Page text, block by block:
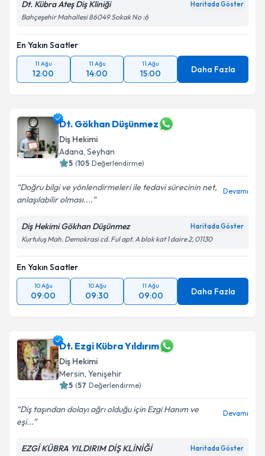
Dt. Kübra Ateş Diş Kliniği Haritada Göster
Bahçeşehir Mahallesi 86049 Sokak No :6
En Yakın Saatler
11 Ağu
12:00
11 Ağu
14:00
11 Ağu
15:00 Daha Fazla
Dt. Gökhan Düşünmez
Diş Hekimi
Adana, Seyhan
5 (105 Değerlendirme)
Doğru bilgi ve yönlendirmeleri ile tedavi sürecinin net,
anlaşılabilir olması....
Devamı
Diş Hekimi Gökhan Düşünmez Haritada Göster
Kurtuluş Mah. Demokrasi cd. Ful apt. A blok kat 1 daire 2, 01130
En Yakın Saatler
10 Ağu
09:00
10 Ağu
09:30
11 Ağu
09:00 Daha Fazla
Dt. Ezgi Kübra Yıldırım
Diş Hekimi
Mersin, Yenişehir
5 (57 Değerlendirme)
Diş taşından dolayı ağrı olduğu için Ezgi Hanım ve
eşi...
Devamı
EZGİ KÜBRA YILDIRIM DİŞ KLİNİĞİ Haritada Göster